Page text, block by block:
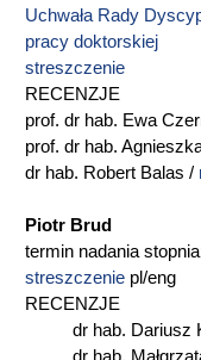
Uchwała Rady
pracy doktorskiej
streszczenie
RECENZJE
prof. dr hab. Ewa
prof. dr hab.
dr hab. Robert Balas /
Piotr Brud
termin nadania
streszczenie pl/eng
RECENZJE
dr hab. Dariusz